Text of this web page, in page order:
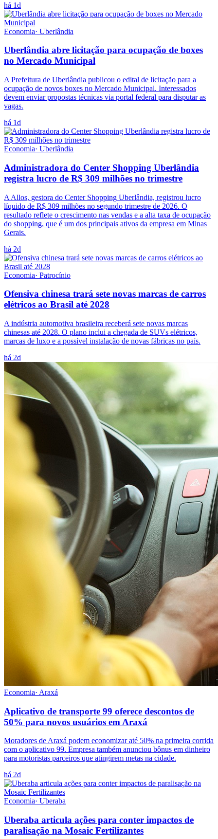
há 1d
Economia· Uberlândia
Uberlândia abre licitação para ocupação de boxes
no Mercado Municipal
A Prefeitura de Uberlândia publicou o edital de licitação para a
ocupação de novos boxes no Mercado Municipal. Interessados
devem enviar propostas técnicas via portal federal para disputar as
vagas.
há 1d
Economia· Uberlândia
Administradora do Center Shopping Uberlândia
registra lucro de R$ 309 milhões no trimestre
A Allos, gestora do Center Shopping Uberlândia, registrou lucro
líquido de R$ 309 milhões no segundo trimestre de 2026. O
resultado reflete o crescimento nas vendas e a alta taxa de ocupação
do shopping, que é um dos principais ativos da empresa em Minas
Gerais.
há 2d
Economia· Patrocínio
Ofensiva chinesa trará sete novas marcas de carros
elétricos ao Brasil até 2028
A indústria automotiva brasileira receberá sete novas marcas
chinesas até 2028. O plano inclui a chegada de SUVs elétricos,
marcas de luxo e a possível instalação de novas fábricas no país.
há 2d
Economia· Araxá
Aplicativo de transporte 99 oferece descontos de
50% para novos usuários em Araxá
Moradores de Araxá podem economizar até 50% na primeira corrida
com o aplicativo 99. Empresa também anunciou bônus em dinheiro
para motoristas parceiros que atingirem metas na cidade.
há 2d
Economia· Uberaba
Uberaba articula ações para conter impactos de
paralisação na Mosaic Fertilizantes